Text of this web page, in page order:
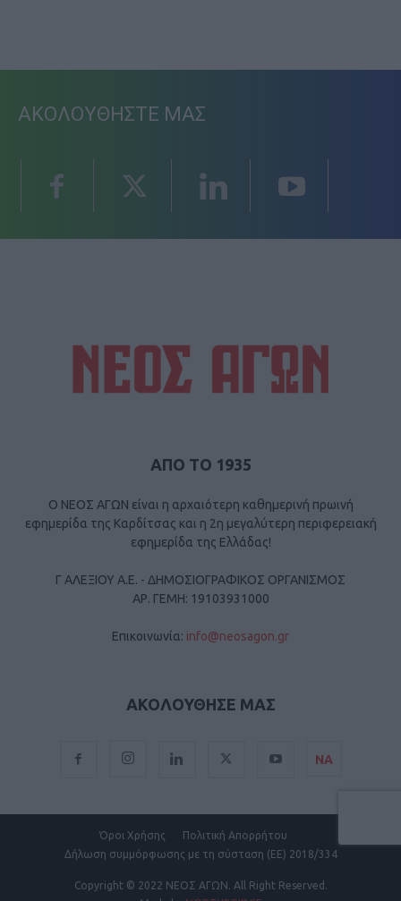
ΑΚΟΛΟΥΘΗΣΤΕ ΜΑΣ
ΑΠΟ ΤΟ 1935
Ο ΝΕΟΣ ΑΓΩΝ είναι η αρχαιότερη καθημερινή πρωινή
εφημερίδα της Καρδίτσας και η 2η μεγαλύτερη περιφερειακή
εφημερίδα της Ελλάδας!
Γ ΑΛΕΞΙΟΥ Α.Ε. - ΔΗΜΟΣΙΟΓΡΑΦΙΚΟΣ ΟΡΓΑΝΙΣΜΟΣ
ΑΡ. ΓΕΜΗ: 19103931000
Επικοινωνία: info@neosagon.gr
ΑΚΟΛΟΥΘΗΣΕ ΜΑΣ
ΝΑ
Όροι Χρήσης
Πολιτική Απορρήτου
Δήλωση συμμόρφωσης με τη σύσταση (ΕΕ) 2018/334
Copyright © 2022 ΝΕΟΣ ΑΓΩΝ. All Right Reserved.